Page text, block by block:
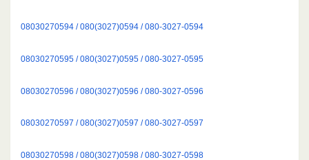
08030270594 / 080(3027)0594 / 080-3027-0594
08030270595 / 080(3027)0595 / 080-3027-0595
08030270596 / 080(3027)0596 / 080-3027-0596
08030270597 / 080(3027)0597 / 080-3027-0597
08030270598 / 080(3027)0598 / 080-3027-0598